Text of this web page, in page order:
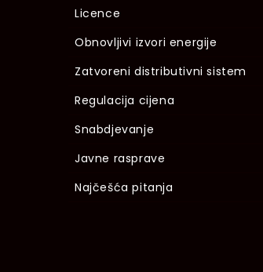
Licence
Obnovljivi izvori energije
Zatvoreni distributivni sistem
Regulacija cijena
Snabdjevanje
Javne rasprave
Najčešća pitanja